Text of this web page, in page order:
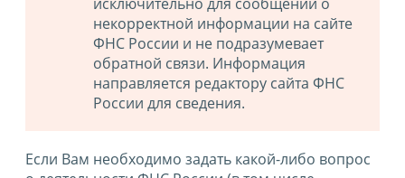
некорректной информации на сайте
ФНС России и не подразумевает
обратной связи. Информация
направляется редактору сайта ФНС
России для сведения.
Если Вам необходимо задать какой-либо вопрос